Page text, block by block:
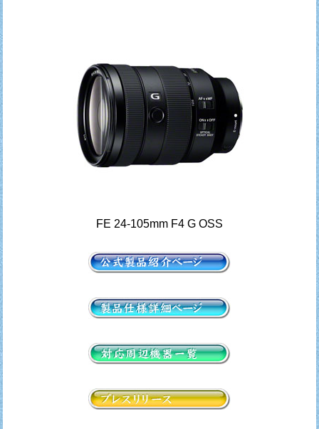
FE 24-105mm F4 G OSS